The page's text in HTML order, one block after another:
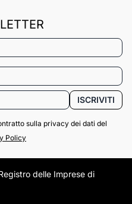
ISCRIVITI
sulla privacy dei dati del
Policy
delle Imprese di